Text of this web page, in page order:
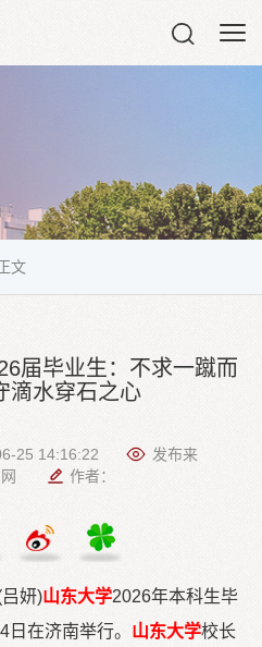
文
届毕业生：不求一蹴而
滴水穿石之心
25 14:16:22
发布来
作者：
妍)山东大学2026年本科生毕
在济南举行。 山东大学校长